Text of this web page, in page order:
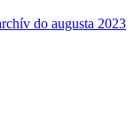
do augusta 2023